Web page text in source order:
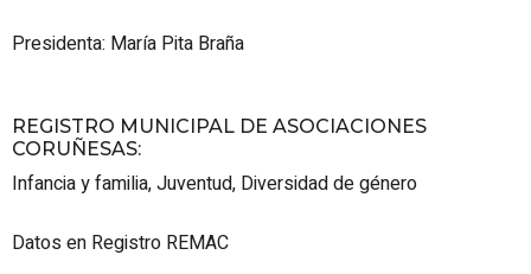
Presidenta: María Pita Braña
REGISTRO MUNICIPAL DE ASOCIACIONES
CORUÑESAS:
Infancia y familia,Juventud, Diversidad de género
Datos en Registro REMAC